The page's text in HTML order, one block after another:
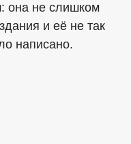
она не слишком
и её не так
написано.